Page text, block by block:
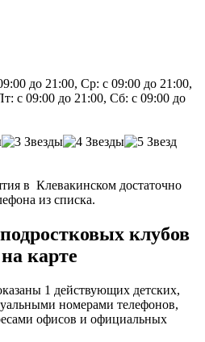
до 21:00, Ср: с 09:00 до 21:00,
с 09:00 до 21:00, Сб: с 09:00 до
в Клевакинском достаточно
из списка.
клубов
карте
1 действующих детских,
номерами телефонов,
офисов и официальных